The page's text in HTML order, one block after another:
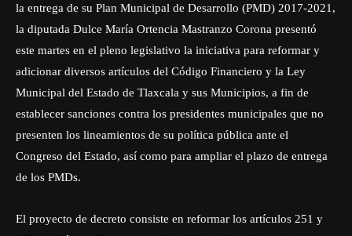
la entrega de su Plan Municipal de Desarrollo (PMD) 2017-2021,
la diputada Dulce María Ortencia Mastranzo Corona presentó
este martes en el pleno legislativo la iniciativa para reformar y
adicionar diversos artículos del Código Financiero y la Ley
Municipal del Estado de Tlaxcala y sus Municipios, a fin de
establecer sanciones contra los presidentes municipales que no
presenten los lineamientos de su política pública ante el
Congreso del Estado, así como para ampliar el plazo de entrega
de los PMDs.
El proyecto de decreto consiste en reformar los artículos 251 y